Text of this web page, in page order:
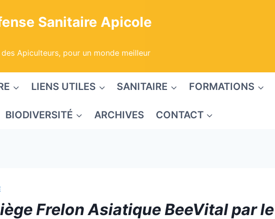
Sanitaire Apicole
Apiculteurs, pour un monde meilleur
LIENS UTILES SANITAIRE FORMATIONS
BIODIVERSITÉ ARCHIVES CONTACT
Frelon Asiatique BeeVital par le